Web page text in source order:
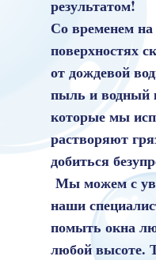
результатом!
Со временем
поверхностях
от дождевой
пыль и водный
которые мы
растворяют
добиться
Мы можем с
наши
помыть окна
любой высоте.